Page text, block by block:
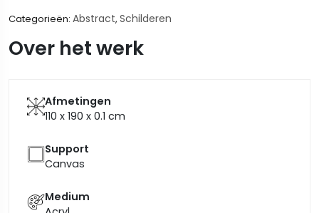
Categorieën: Abstract, Schilderen
Over het werk
Afmetingen
110 x 190 x 0.1 cm
Support
Canvas
Medium